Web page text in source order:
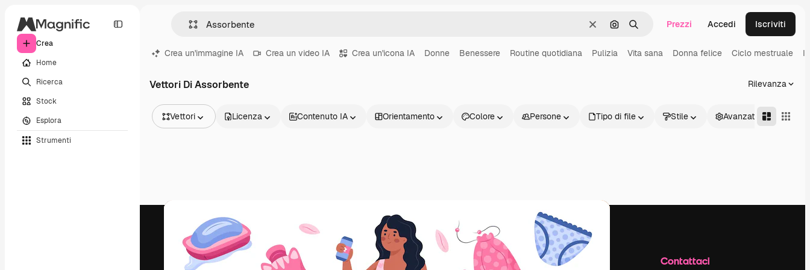
Crea
Home
Ricerca
Stock
Esplora
Strumenti
CancellaCerca per immagine
Ricerca Prezzi Accedi Iscriviti
Crea un'immagine IA Crea un video IA Crea un'icona IA Donne Benessere Routine quotidiana Pulizia Vita sana Donna felice Ciclo mestruale
Vettori Di Assorbente Rilevanza
Vettori
Video
Motion graphic
Modelli di video
Modelli 3D
Licenza Contenuto IA Orientamento Colore Persone Tipo di file Stile Avanzate
Prodotti Inizia Azienda Contattaci